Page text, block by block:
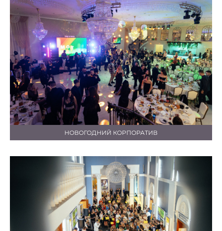
НОВОГОДНИЙ КОРПОРАТИВ